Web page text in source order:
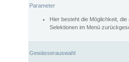
Parameter
Hier besteht die Möglichkeit,
Selektionen im Menü
Gewässerauswahl